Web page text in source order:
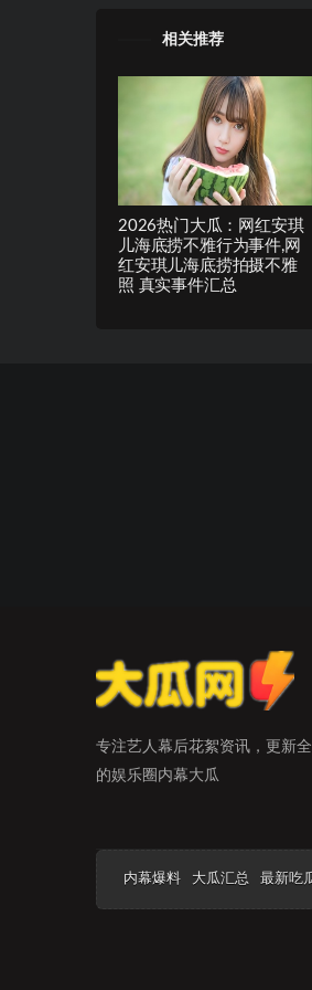
相关推荐
2026热门大瓜：网红安琪
儿海底捞不雅行为事件,网
红安琪儿海底捞拍摄不雅
照 真实事件汇总
专注艺人幕后花絮资讯，更新
的娱乐圈内幕大瓜
内幕爆料 大瓜汇总 最新吃